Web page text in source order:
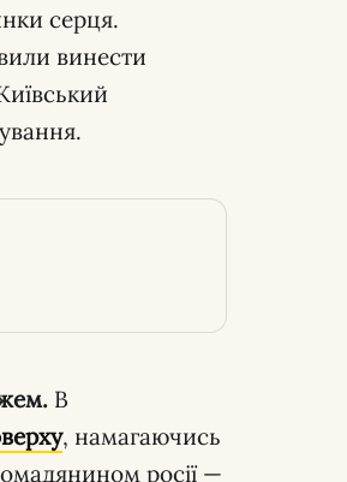
серця.
винести
В
, намагаючись
росії —